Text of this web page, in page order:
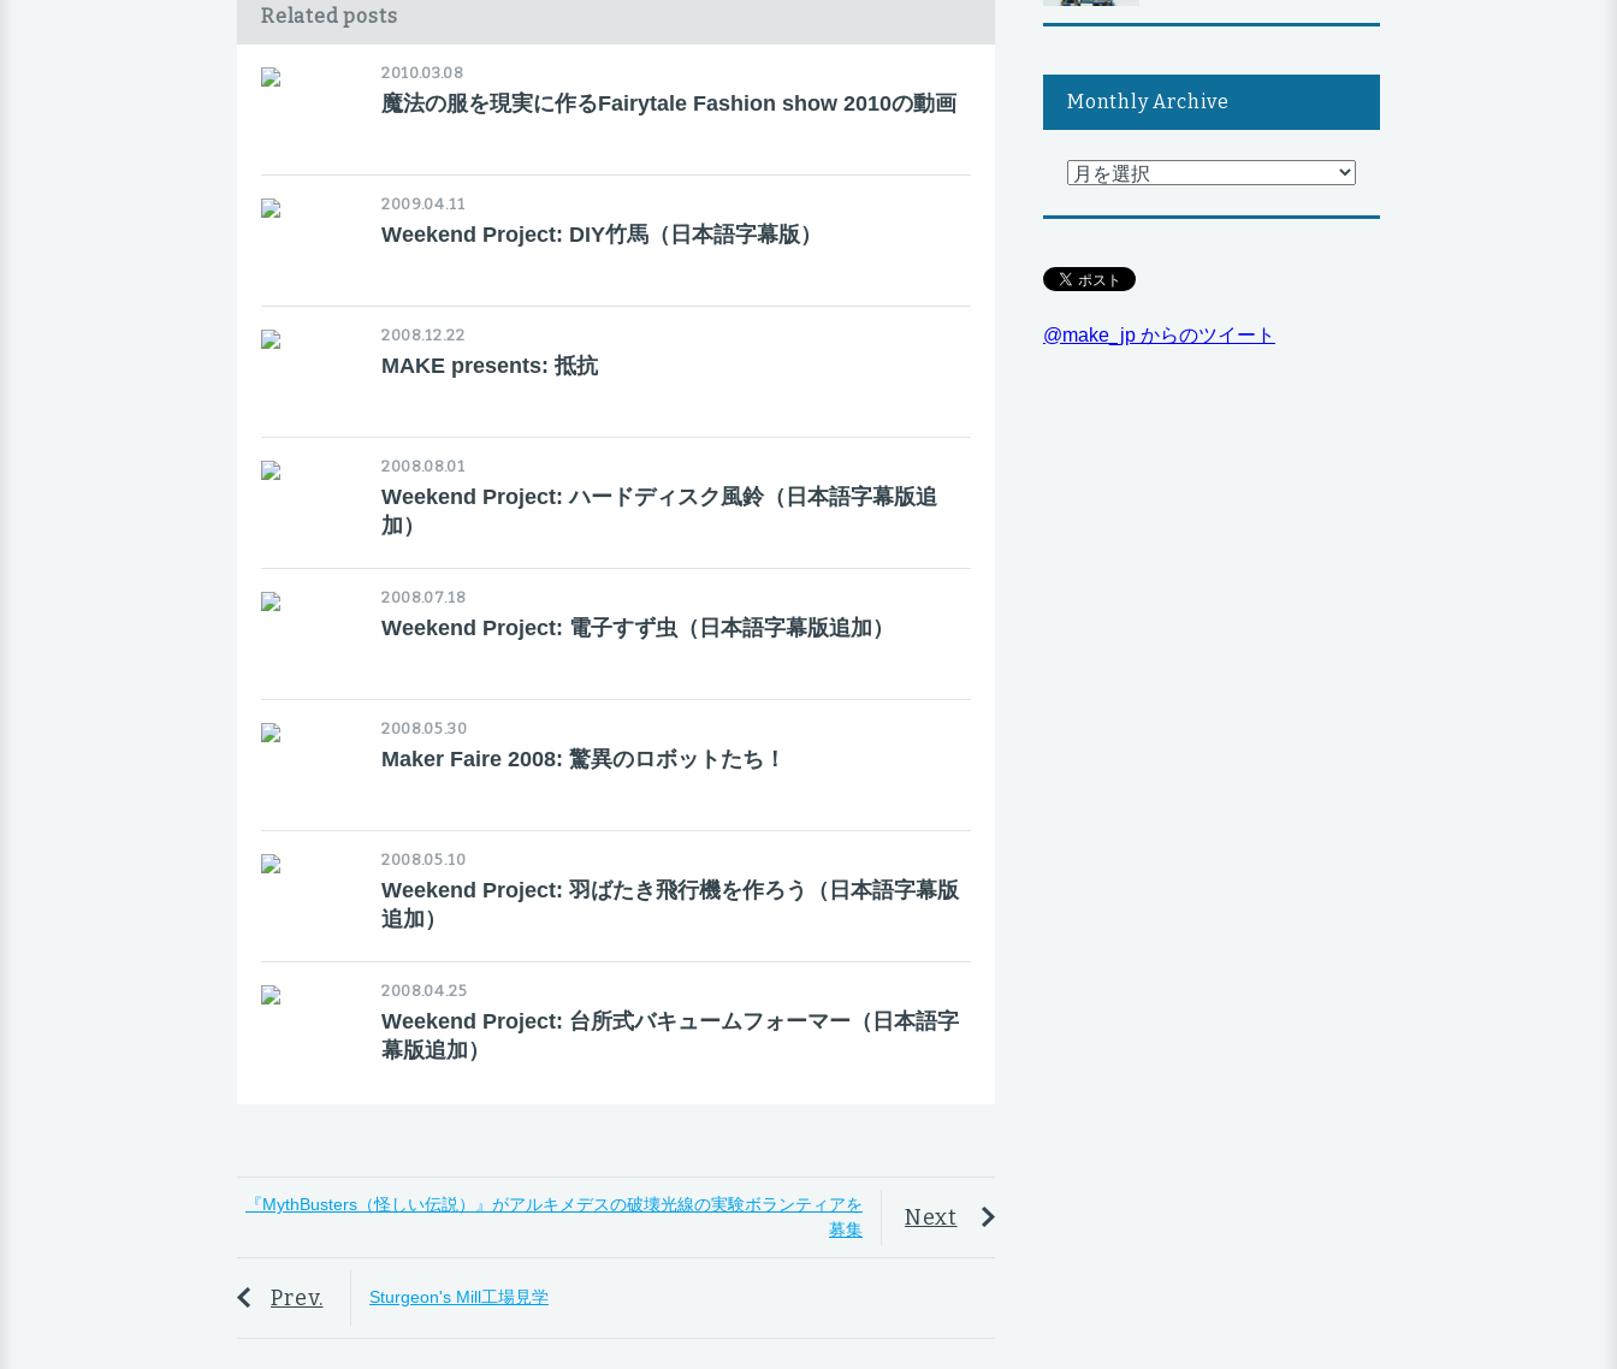
Related posts
2010.03.08
魔法の服を現実に作るFairytale Fashion show 2010の動画
2009.04.11
Weekend Project: DIY竹馬（日本語字幕版）
2008.12.22
MAKE presents: 抵抗
2008.08.01
Weekend Project: ハードディスク風鈴（日本語字幕版追
加）
2008.07.18
Weekend Project: 電子すず虫（日本語字幕版追加）
2008.05.30
Maker Faire 2008: 驚異のロボットたち！
2008.05.10
Weekend Project: 羽ばたき飛行機を作ろう（日本語字幕版
追加）
2008.04.25
Weekend Project: 台所式バキュームフォーマー（日本語字
幕版追加）
『MythBusters（怪しい伝説）』がアルキメデスの破壊光線の実験ボランティアを
募集
Next
Prev. Sturgeon's Mill工場見学
Monthly Archive
@make_jp からのツイート